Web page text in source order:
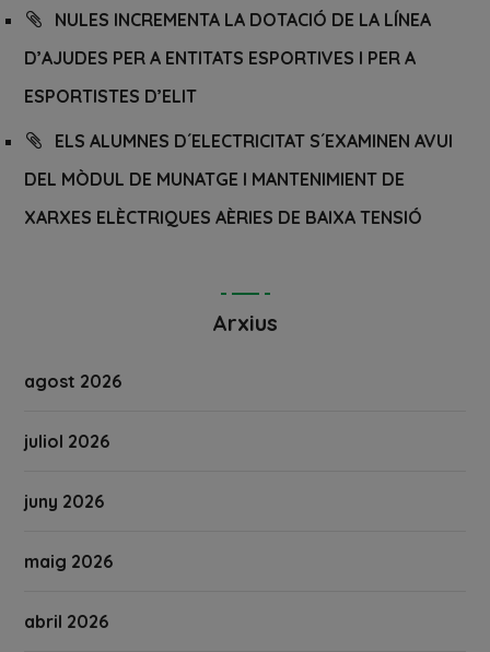
NULES INCREMENTA LA DOTACIÓ DE LA LÍNEA
D’AJUDES PER A ENTITATS ESPORTIVES I PER A
ESPORTISTES D’ELIT
ELS ALUMNES D´ELECTRICITAT S´EXAMINEN AVUI
DEL MÒDUL DE MUNATGE I MANTENIMIENT DE
XARXES ELÈCTRIQUES AÈRIES DE BAIXA TENSIÓ
Arxius
agost 2026
juliol 2026
juny 2026
maig 2026
abril 2026